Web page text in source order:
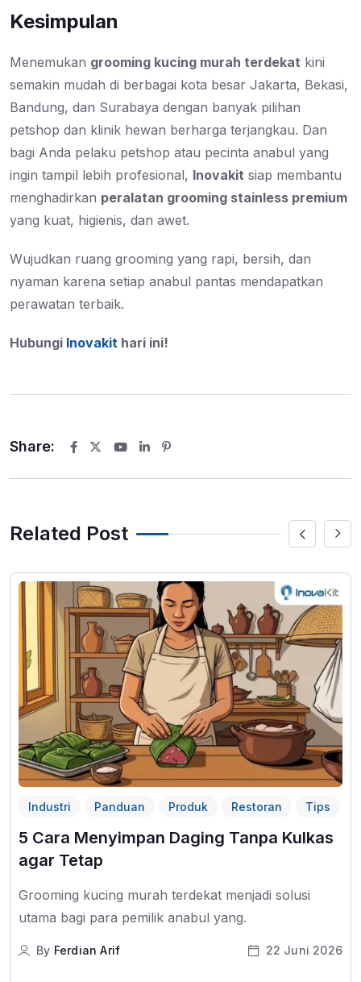
Kesimpulan
Menemukan grooming kucing murah terdekat kini
semakin mudah di berbagai kota besar Jakarta, Bekasi,
Bandung, dan Surabaya dengan banyak pilihan
petshop dan klinik hewan berharga terjangkau. Dan
bagi Anda pelaku petshop atau pecinta anabul yang
ingin tampil lebih profesional, Inovakit siap membantu
menghadirkan peralatan grooming stainless premium
yang kuat, higienis, dan awet.
Wujudkan ruang grooming yang rapi, bersih, dan
nyaman karena setiap anabul pantas mendapatkan
perawatan terbaik.
Hubungi Inovakit hari ini!
Share:
Youtube
LinkedIn
Related Post
Industri Panduan Produk Restoran Tips
5 Cara Menyimpan Daging Tanpa Kulkas
agar Tetap
Grooming kucing murah terdekat menjadi solusi
utama bagi para pemilik anabul yang.
By Ferdian Arif 22 Juni 2026